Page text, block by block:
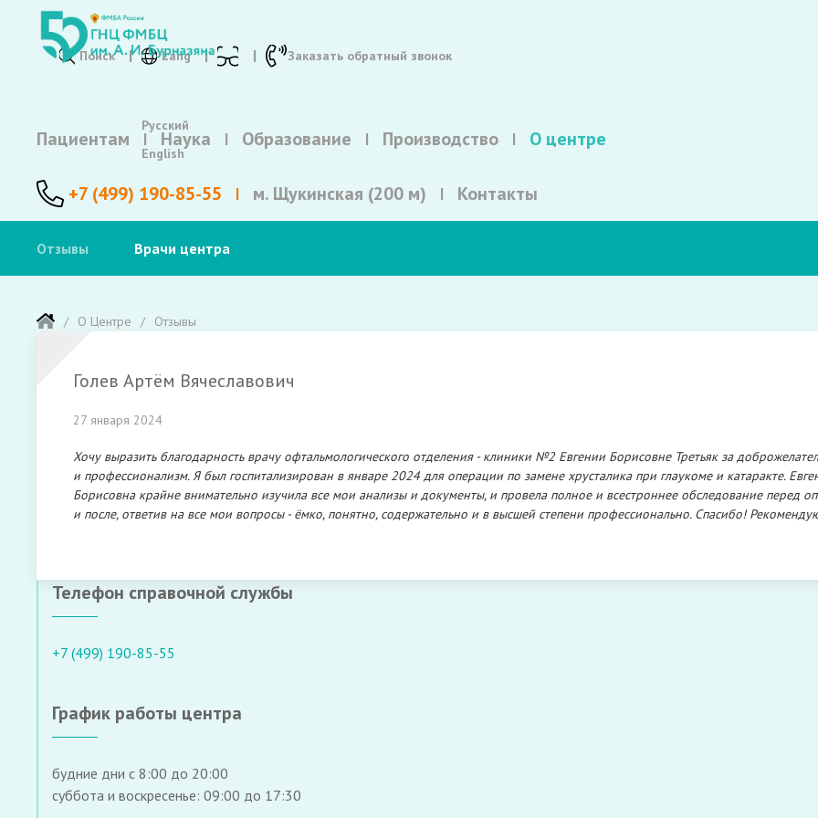
Поиск Lang
Русский
English
Заказать обратный звонок
Пациентам Наука Образование Производство О центре
+7 (499) 190-85-55 м. Щукинская (200 м) Контакты
Отзывы Врачи центра
О Центре Отзывы
Голев Артём Вячеславович
27 января 2024
Хочу выразить благодарность врачу офтальмологического отделения - клиники №2 Евгении Борисовне Третьяк за
и профессионализм. Я был госпитализирован в январе 2024 для операции по замене хрусталика при глаукоме и катаракте.
Борисовна крайне внимательно изучила все мои анализы и документы, и провела полное и всестроннее обследование перед
и после, ответив на все мои вопросы - ёмко, понятно, содержательно и в высшей степени профессионально. Спасибо!
Телефон справочной службы
+7 (499) 190-85-55
График работы центра
будние дни с 8:00 до 20:00
суббота и воскресенье: 09:00 до 17:30